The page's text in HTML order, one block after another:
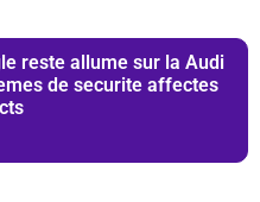
reste allume sur la Audi
de securite affectes